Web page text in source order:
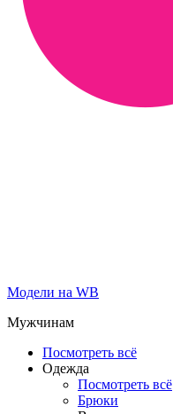
Модели на WB
Мужчинам
Посмотреть всё
Одежда
Посмотреть всё
Брюки